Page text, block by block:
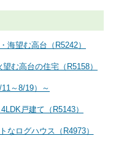
海望む高台（R5242）
む高台の住宅（R5158）
～8/19）～
戸建て（R5143）
なログハウス（R4973）